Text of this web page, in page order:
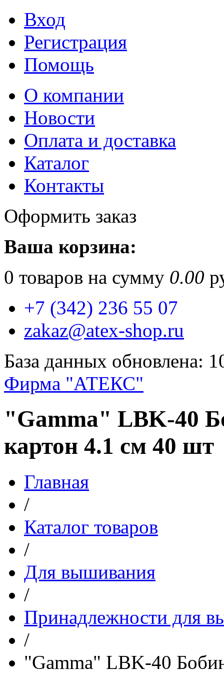
Вход
Регистрация
Помощь
О компании
Новости
Оплата и доставка
Каталог
Контакты
Оформить заказ
Ваша корзина:
0 товаров на сумму 0.00
+7 (342) 236 55 07
zakaz@atex-shop.ru
База данных обновлена:
Фирма "АТЕКС"
"Gamma" LBK-40
картон 4.1 см 40 шт
Главная
/
Каталог товаров
/
Для вышивания
/
Принадлежности для
/
"Gamma" LBK-40